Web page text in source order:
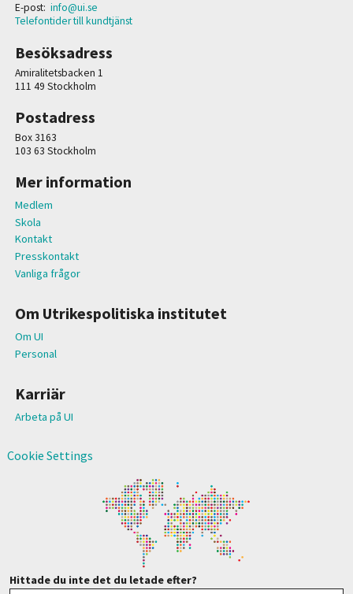
E-post: info@ui.se
Telefontider till kundtjänst
Besöksadress
Amiralitetsbacken 1
111 49 Stockholm
Postadress
Box 3163
103 63 Stockholm
Mer information
Medlem
Skola
Kontakt
Presskontakt
Vanliga frågor
Om Utrikespolitiska institutet
Om UI
Personal
Karriär
Arbeta på UI
Cookie Settings
Hittade du inte det du letade efter?